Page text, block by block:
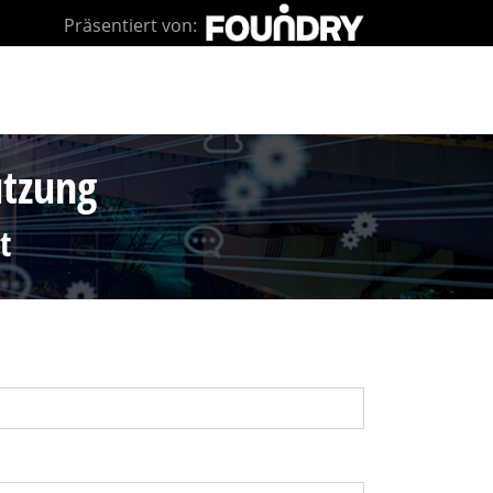
Präsentiert von: